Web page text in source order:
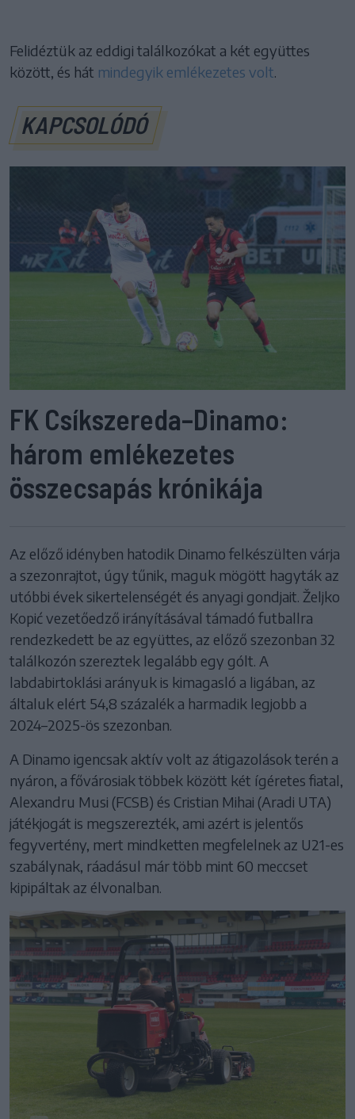
Felidéztük az eddigi találkozókat a két együttes
között, és hát mindegyik emlékezetes volt.
KAPCSOLÓDÓ
FK Csíkszereda–Dinamo:
három emlékezetes
összecsapás krónikája
Az előző idényben hatodik Dinamo felkészülten várja
a szezonrajtot, úgy tűnik, maguk mögött hagyták az
utóbbi évek sikertelenségét és anyagi gondjait. Željko
Kopić vezetőedző irányításával támadó futballra
rendezkedett be az együttes, az előző szezonban 32
találkozón szereztek legalább egy gólt. A
labdabirtoklási arányuk is kimagasló a ligában, az
általuk elért 54,8 százalék a harmadik legjobb a
2024–2025-ös szezonban.
A Dinamo igencsak aktív volt az átigazolások terén a
nyáron, a fővárosiak többek között két ígéretes fiatal,
Alexandru Musi (FCSB) és Cristian Mihai (Aradi UTA)
játékjogát is megszerezték, ami azért is jelentős
fegyvertény, mert mindketten megfelelnek az U21-es
szabálynak, ráadásul már több mint 60 meccset
kipipáltak az élvonalban.